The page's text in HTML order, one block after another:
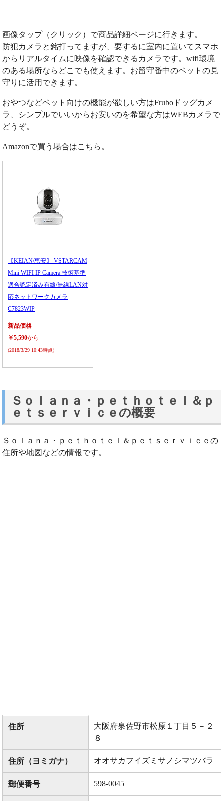
画像タップ（クリック）で商品詳細ページに行きます。
防犯カメラと銘打ってますが、要するに室内に置いてスマホ
からリアルタイムに映像を確認できるカメラです。wifi環境
のある場所ならどこでも使えます。お留守番中のペットの見
守りに活用できます。
おやつなどペット向けの機能が欲しい方はFruboドッグカメ
ラ、シンプルでいいからお安いのを希望な方はWEBカメラで
どうぞ。
Amazonで買う場合はこちら。
【KEIAN/恵安】 VSTARCAM
Mini WIFI IP Camera 技術基準
適合認定済み有線/無線LAN対
応ネットワークカメラ
C7823WIP
新品価格
￥5,590から
(2018/3/29 10:43時点)
Ｓｏｌａｎａ・ｐｅｔｈｏｔｅｌ＆ｐ
ｅｔｓｅｒｖｉｃｅの概要
Ｓｏｌａｎａ・ｐｅｔｈｏｔｅｌ＆ｐｅｔｓｅｒｖｉｃｅの
住所や地図などの情報です。
住所
大阪府泉佐野市松原１丁目５－２
８
住所（ヨミガナ） オオサカフイズミサノシマツバラ
郵便番号 598-0045